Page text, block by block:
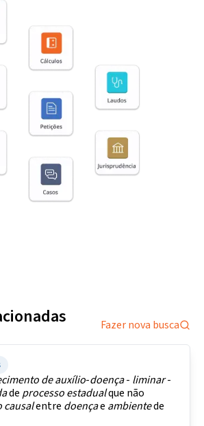
Fazer nova busca
deauxílio-doença- liminar-
de processoestadualque não
causalentre doençae ambientede